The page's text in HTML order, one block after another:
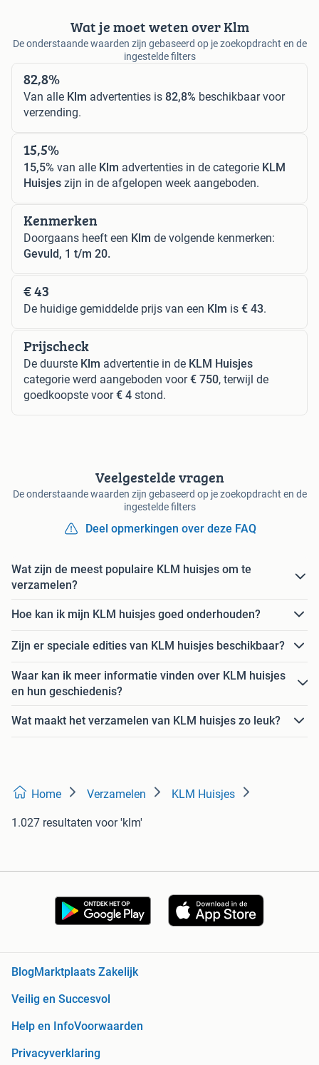
Wat je moet weten over Klm
De onderstaande waarden zijn gebaseerd op je zoekopdracht en de
ingestelde filters
82,8%
Van alle Klm advertenties is 82,8% beschikbaar voor
verzending.
15,5%
15,5% van alle Klm advertenties in de categorie KLM
Huisjes zijn in de afgelopen week aangeboden.
Kenmerken
Doorgaans heeft een Klm de volgende kenmerken:
Gevuld, 1 t/m 20.
€ 43
De huidige gemiddelde prijs van een Klm is € 43.
Prijscheck
De duurste Klm advertentie in de KLM Huisjes
categorie werd aangeboden voor€ 750, terwijl de
goedkoopste voor€ 4 stond.
Veelgestelde vragen
De onderstaande waarden zijn gebaseerd op je zoekopdracht en de
ingestelde filters
Deel opmerkingen over deze FAQ
Wat zijn de meest populaire KLM huisjes om te
verzamelen?
Hoe kan ik mijn KLM huisjes goed onderhouden?
Zijn er speciale edities van KLM huisjes beschikbaar?
Waar kan ik meer informatie vinden over KLM huisjes
en hun geschiedenis?
Wat maakt het verzamelen van KLM huisjes zo leuk?
Home Verzamelen KLM Huisjes
1.027 resultaten voor 'klm'
BlogMarktplaats Zakelijk
Veilig en Succesvol
Help en InfoVoorwaarden
Privacyverklaring